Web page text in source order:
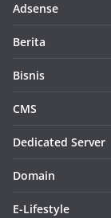
Adsense
Berita
Bisnis
CMS
Dedicated Server
Domain
E-Lifestyle